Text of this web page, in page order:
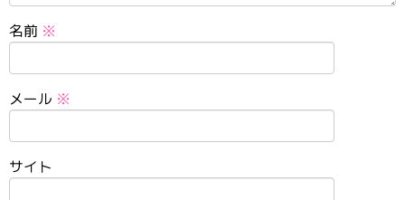
名前 ※
メール ※
サイト